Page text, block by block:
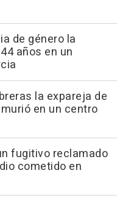
de género la
años en un
la expareja de
en un centro
fugitivo reclamado
cometido en